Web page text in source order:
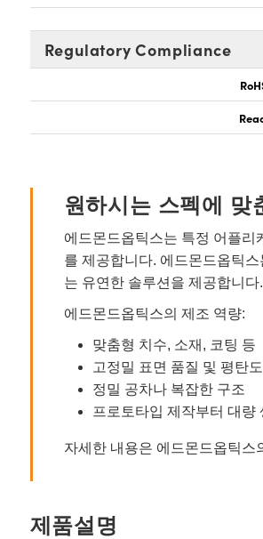
Regulatory Compliance
원하시는 스펙에 맞
에드몬드옵틱스는 특정 어플리
를 제공합니다. 에드몬드옵틱
는 유연한 솔루션을 제공합니
에드몬드옵틱스의 제조 역량:
맞춤형 치수, 소재, 코팅 등
고정밀 표면 품질 및 평탄도
정밀 공차나 복잡한 구조
프로토타입 제작부터 대량
자세한 내용은 에드몬드옵틱스
제품설명